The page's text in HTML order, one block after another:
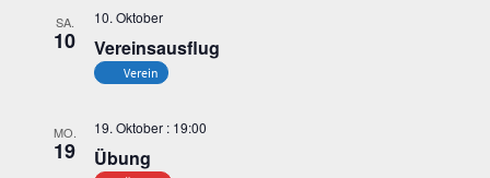
SA.
10 Vereinsausflug
10. Oktober
Verein
MO.
19 Übung
19. Oktober : 19:00